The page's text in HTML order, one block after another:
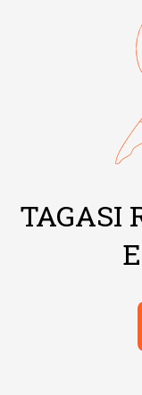
TAGASI